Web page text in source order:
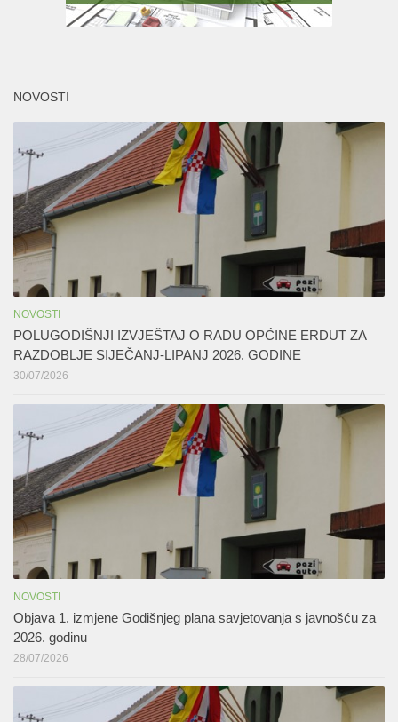
NOVOSTI
NOVOSTI
POLUGODIŠNJI IZVJEŠTAJ O RADU OPĆINE ERDUT ZA
RAZDOBLJE SIJEČANJ-LIPANJ 2026. GODINE
30/07/2026
NOVOSTI
Objava 1. izmjene Godišnjeg plana savjetovanja s javnošću za
2026. godinu
28/07/2026